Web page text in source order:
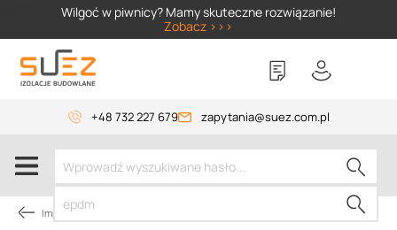
Wilgoć w piwnicy? Mamy skuteczne rozwiązanie!
Zobacz >>>
+48 732 227 679 zapytania@suez.com.pl
Impregnaty